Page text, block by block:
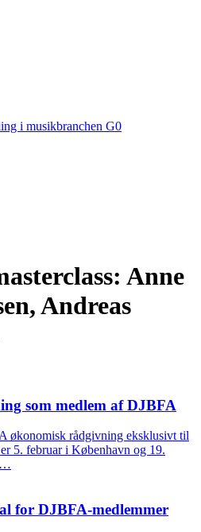
i musikbranchen G0
Anne
Andreas
som medlem af DJBFA
økonomisk rådgivning eksklusivt til
5. februar i København og 19.
…
for DJBFA-medlemmer